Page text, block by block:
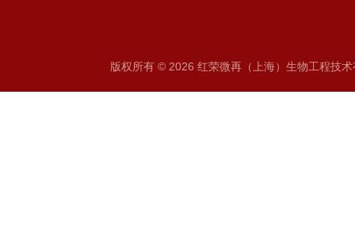
版权所有 © 2026 红荣微再（上海）生物工程技